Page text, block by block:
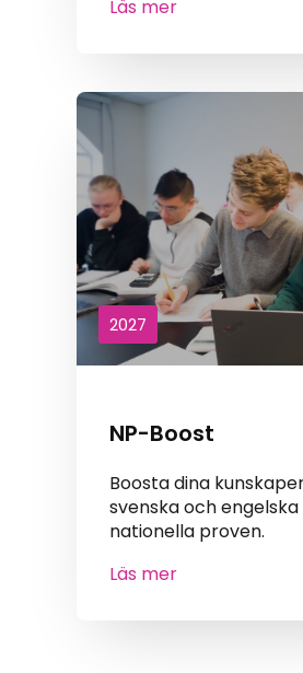
Läs mer
2027
NP-Boost
Boosta dina
svenska och
nationella proven.
Läs mer